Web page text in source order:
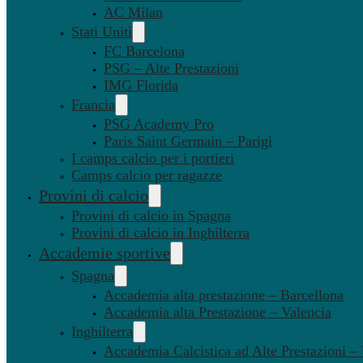
AC Milan
Stati Uniti
FC Barcelona
PSG – Alte Prestazioni
IMG Florida
Francia
PSG Academy Pro
Paris Saint Germain – Parigi
I camps calcio per i portieri
Camps calcio per ragazze
Provini di calcio
Provini di calcio in Spagna
Provini di calcio in Inghilterra
Accademie sportive
Spagna
Accademia alta prestazione – Barcellona
Accademia alta Prestazione – Valencia
Inghilterra
Accademia Calcistica ad Alte Prestazioni